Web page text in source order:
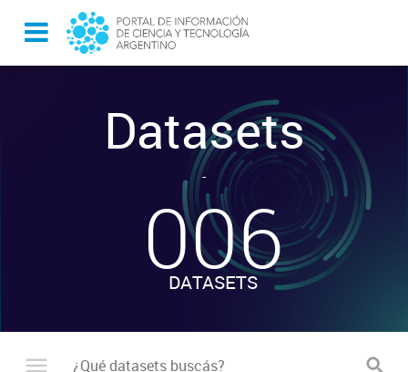
Datasets
-
006
DATASETS